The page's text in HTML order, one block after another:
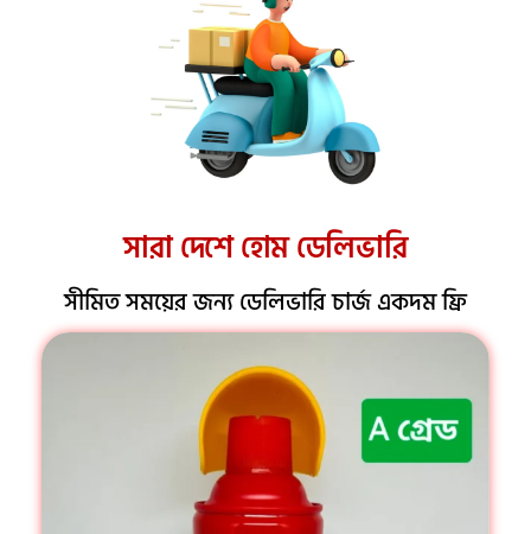
সারা দেশে হোম ডেলিভারি
সীমিত সময়ের জন্য ডেলিভারি চার্জ একদম ফ্রি